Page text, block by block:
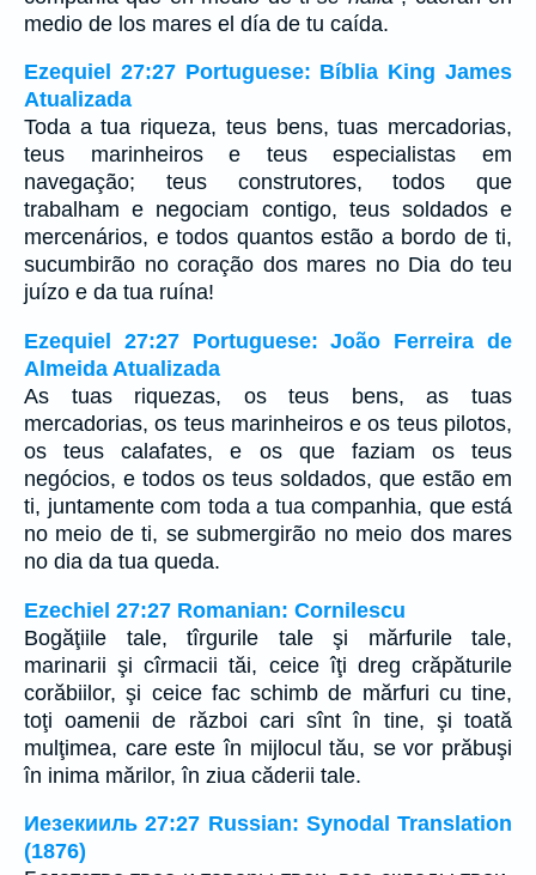
medio de los mares el día de tu caída.
Ezequiel 27:27 Portuguese: Bíblia King James
Atualizada
Toda a tua riqueza, teus bens, tuas mercadorias,
teus marinheiros e teus especialistas em
navegação; teus construtores, todos que
trabalham e negociam contigo, teus soldados e
mercenários, e todos quantos estão a bordo de ti,
sucumbirão no coração dos mares no Dia do teu
juízo e da tua ruína!
Ezequiel 27:27 Portuguese: João Ferreira de
Almeida Atualizada
As tuas riquezas, os teus bens, as tuas
mercadorias, os teus marinheiros e os teus pilotos,
os teus calafates, e os que faziam os teus
negócios, e todos os teus soldados, que estão em
ti, juntamente com toda a tua companhia, que está
no meio de ti, se submergirão no meio dos mares
no dia da tua queda.
Ezechiel 27:27 Romanian: Cornilescu
Bogăţiile tale, tîrgurile tale şi mărfurile tale,
marinarii şi cîrmacii tăi, ceice îţi dreg crăpăturile
corăbiilor, şi ceice fac schimb de mărfuri cu tine,
toţi oamenii de război cari sînt în tine, şi toată
mulţimea, care este în mijlocul tău, se vor prăbuşi
în inima mărilor, în ziua căderii tale.
Иезекииль 27:27 Russian: Synodal Translation
(1876)